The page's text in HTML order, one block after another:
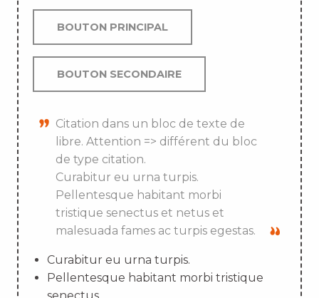
BOUTON PRINCIPAL
BOUTON SECONDAIRE
Citation dans un bloc de texte de
libre. Attention => différent du bloc
de type citation.
Curabitur eu urna turpis.
Pellentesque habitant morbi
tristique senectus et netus et
malesuada fames ac turpis egestas.
Curabitur eu urna turpis.
Pellentesque habitant morbi tristique